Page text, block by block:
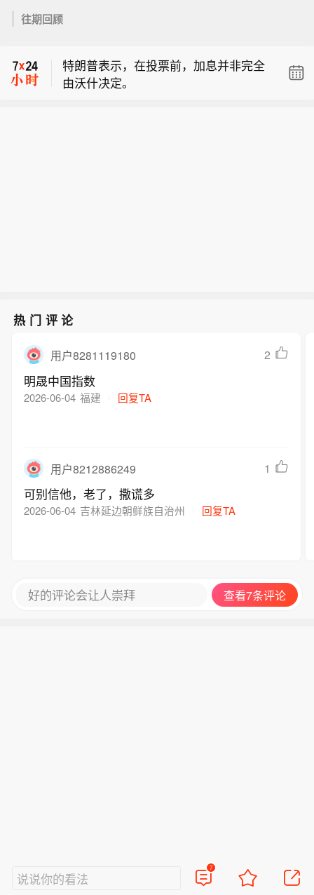
往期回顾金额3.33亿元，完成整改】凯盛新能公
金额3.33亿元，达最近一期经审计净资
产绝对值10.73%，迟至2026年6月29
特朗普表示，在投票前，加息并非完全
由沃什决定。
热门评论
用户8281119180 2
明晟中国指数
2026-06-04 福建 回复TA
用户8212886249 1
可别信他，老了，撒谎多
2026-06-04 吉林延边朝鲜族自治州 回复TA
好的评论会让人崇拜 查看7条评论
说说你的看法
7